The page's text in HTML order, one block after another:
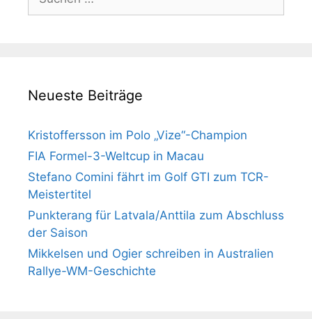
nach:
Neueste Beiträge
Kristoffersson im Polo „Vize“-Champion
FIA Formel-3-Weltcup in Macau
Stefano Comini fährt im Golf GTI zum TCR-
Meistertitel
Punkterang für Latvala/Anttila zum Abschluss
der Saison
Mikkelsen und Ogier schreiben in Australien
Rallye-WM-Geschichte